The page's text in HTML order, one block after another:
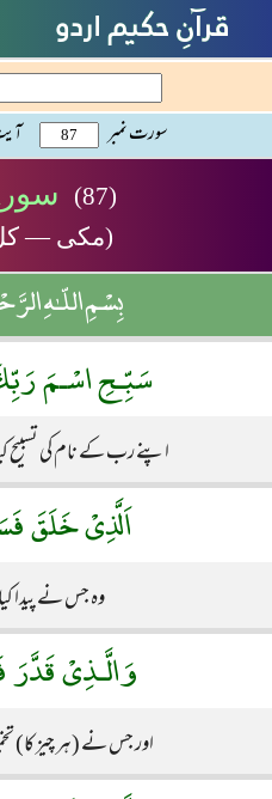
سورت نمبر
(87)
(مکی — کل
بِسْمِ اللّـٰهِ
سَبِّـحِ اسْـمَ
اپنے رب کے نام کی
اَلَّذِىْ خَلَقَ
وہ جس نے پیدا
وَالَّـذِىْ
اور جس نے (ہر چیز کا)